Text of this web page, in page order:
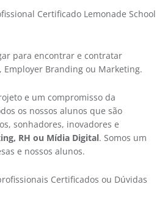
Certificado Lemonade School
para encontrar e contratar
Employer Branding ou Marketing.
e um compromisso da
os nossos alunos que são
sonhadores, inovadores e
RH ou Mídia Digital. Somos um
e nossos alunos.
Certificados ou Dúvidas